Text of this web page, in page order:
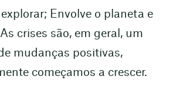
Envolve o planeta e
crises são, em geral, um
mudanças positivas,
começamos a crescer.